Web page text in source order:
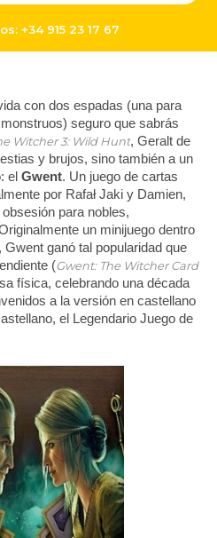
+34 915 23 17 67
con dos espadas (una para
seguro que sabrás
Witcher 3: Wild Hunt, Geralt de
y brujos, sino también a un
el Gwent. Un juego de cartas
por Rafał Jaki y Damien,
para nobles,
un minijuego dentro
ganó tal popularidad que
(Gwent: The Witcher Card
física, celebrando una década
a la versión en castellano
el Legendario Juego de